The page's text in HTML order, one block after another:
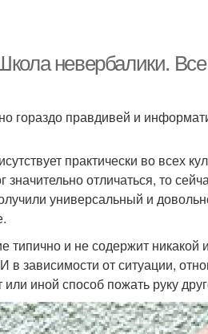
невербалики.
гораздо правдивей и
практически во всех
отличаться, то
универсальный и
типично и не содержит
зависимости от ситуации,
иной способ пожать руку